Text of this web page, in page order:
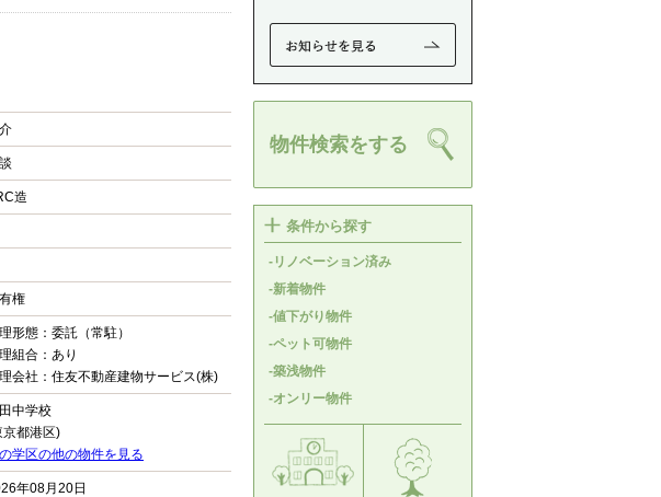
造
権
形態：委託（常駐）
組合：あり
会社：住友不動産建物サービス(株)
中学校
京都港区)
学区の他の物件を見る
年08月20日
物件検索をする
条件から探す
-リノベーション済み
-新着物件
-値下がり物件
-ペット可物件
-築浅物件
-オンリー物件